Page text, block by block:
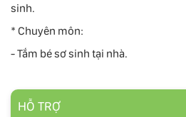
sinh.
* Chuyên môn:
- Tắm bé sơ sinh tại nhà.
HỖ TRỢ